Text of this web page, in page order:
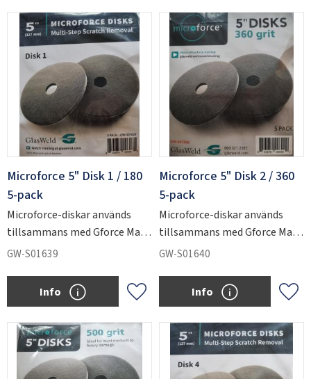
Microforce 5" Disk 1 / 180
5-pack
Microforce-diskar används
tillsammans med Gforce Max
för att slipa ner kraftiga
GW-S01639
Lägg till i favoriter
Info
Microforce 5" Disk 2 / 360
5-pack
Microforce-diskar används
tillsammans med Gforce Max
för att slipa ner kraftiga
GW-S01640
Info